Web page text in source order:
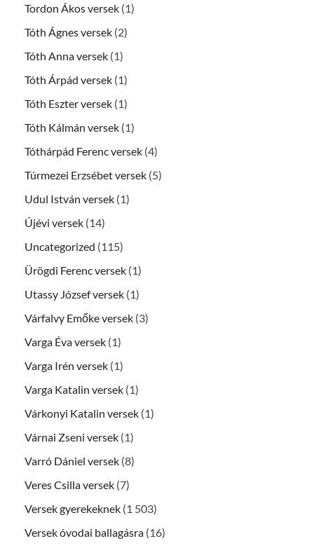
Tordon Ákos versek (1)
Tóth Ágnes versek (2)
Tóth Anna versek (1)
Tóth Árpád versek (1)
Tóth Eszter versek (1)
Tóth Kálmán versek (1)
Tóthárpád Ferenc versek (4)
Túrmezei Erzsébet versek (5)
Udul István versek (1)
Újévi versek (14)
Uncategorized (115)
Ürögdi Ferenc versek (1)
Utassy József versek (1)
Várfalvy Emőke versek (3)
Varga Éva versek (1)
Varga Irén versek (1)
Varga Katalin versek (1)
Várkonyi Katalin versek (1)
Várnai Zseni versek (1)
Varró Dániel versek (8)
Veres Csilla versek (7)
Versek gyerekeknek (1 503)
Versek óvodai ballagásra (16)